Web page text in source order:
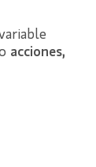
acciones,